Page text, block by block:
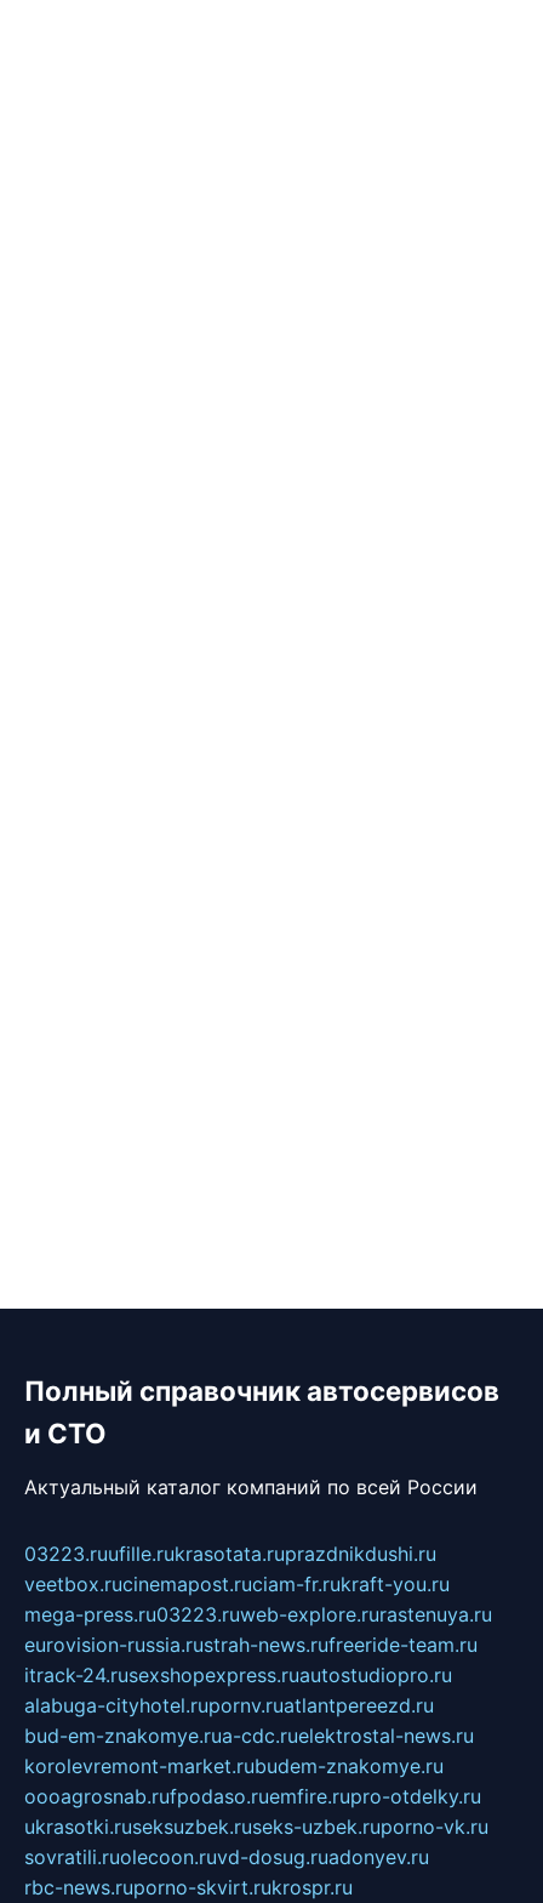
Полный справочник автосервисов
и СТО
Актуальный каталог компаний по всей России
03223.ruufille.rukrasotata.ruprazdnikdushi.ru
veetbox.rucinemapost.ruciam-fr.rukraft-you.ru
mega-press.ru03223.ruweb-explore.rurastenuya.ru
eurovision-russia.rustrah-news.rufreeride-team.ru
itrack-24.rusexshopexpress.ruautostudiopro.ru
alabuga-cityhotel.rupornv.ruatlantpereezd.ru
bud-em-znakomye.rua-cdc.ruelektrostal-news.ru
korolevremont-market.rubudem-znakomye.ru
oooagrosnab.rufpodaso.ruemfire.rupro-otdelky.ru
ukrasotki.ruseksuzbek.ruseks-uzbek.ruporno-vk.ru
sovratili.ruolecoon.ruvd-dosug.ruadonyev.ru
rbc-news.ruporno-skvirt.rukrospr.ru